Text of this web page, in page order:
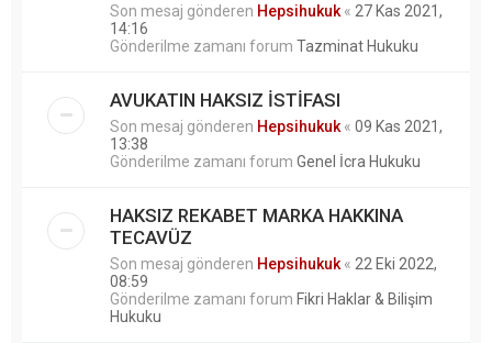
Son mesaj gönderen Hepsihukuk « 27 Kas 2021,
14:16
Gönderilme zamanı forum Tazminat Hukuku
AVUKATIN HAKSIZ İSTİFASI
Son mesaj gönderen Hepsihukuk « 09 Kas 2021,
13:38
Gönderilme zamanı forum Genel İcra Hukuku
HAKSIZ REKABET MARKA HAKKINA
TECAVÜZ
Son mesaj gönderen Hepsihukuk « 22 Eki 2022,
08:59
Gönderilme zamanı forum Fikri Haklar & Bilişim
Hukuku